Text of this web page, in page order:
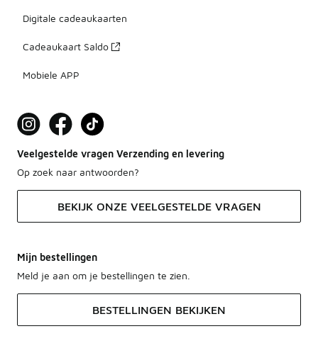
Digitale cadeaukaarten
Cadeaukaart Saldo
Mobiele APP
Veelgestelde vragen Verzending en levering
Op zoek naar antwoorden?
BEKIJK ONZE VEELGESTELDE VRAGEN
Mijn bestellingen
Meld je aan om je bestellingen te zien.
BESTELLINGEN BEKIJKEN